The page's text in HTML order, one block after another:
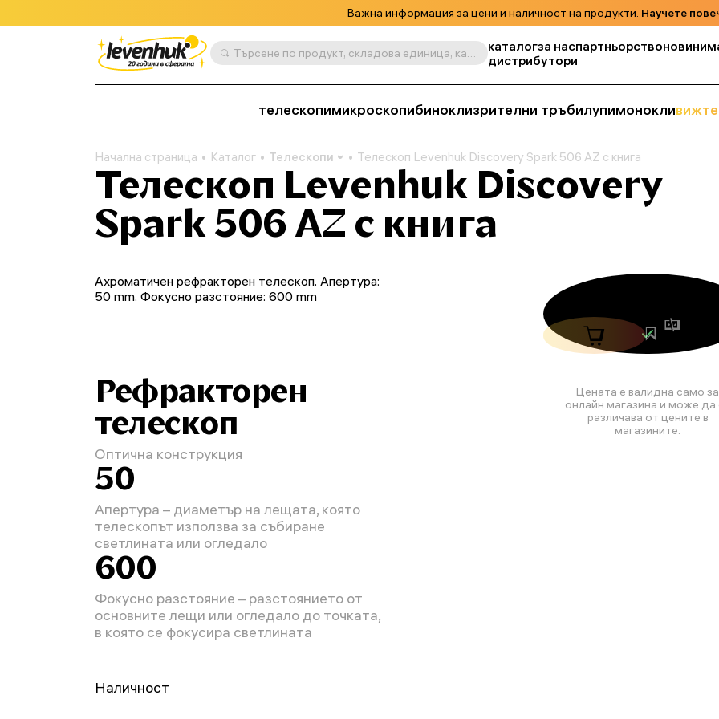
Важна информация за цени и наличност на продукти. Научете
Търсене по продукт, складова единица, категория и т.н. каталогза наспартньорствоновини
дистрибутори
телескопимикроскопибиноклизрителни тръбилупимонокли
Начална страница Каталог Телескопи Телескоп Levenhuk Discovery Spark 506 AZ с книга
Телескоп Levenhuk Discovery
Spark 506 AZ с книга
Цената е валидна само за
онлайн магазина и може да
различава от цените в
магазините.
Ахроматичен рефракторен телескоп. Апертура:
50 mm. Фокусно разстояние: 600 mm
Рефракторен
телескоп
Оптична конструкция
50
Апертура – диаметър на лещата, която
телескопът използва за събиране
светлината или огледало
600
Фокусно разстояние – разстоянието от
основните лещи или огледало до точката,
в която се фокусира светлината
Наличност